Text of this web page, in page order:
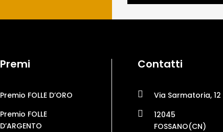
Premi
Premio FOLLE D’ORO
Premio FOLLE
D’ARGENTO
Contatti

Via Sarmatoria, 12

12045
FOSSANO(CN)